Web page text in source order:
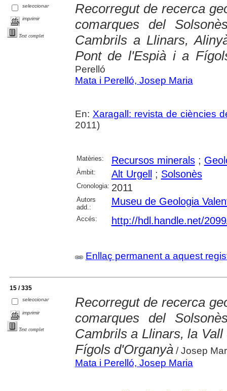
seleccionar
imprimir
Text complet
Recorregut de recerca
comarques del
Cambrils a Llinars,
Pont de l'Espià i a
Perelló
Mata i Perelló, Josep Maria
En: Xaragall: revista de ciències
2011)
Matèries: Recursos minerals;
Àmbit: Alt Urgell; Solsonès
Cronologia: 2011
Autors
add.:
Museu de Geologia
Accés: http://hdl.handle.net/
Enllaç permanent a aquest
15 / 335
seleccionar
imprimir
Text complet
Recorregut de recerca
comarques del
Cambrils a Llinars, la
Fígols d'Organyà/ Josep
Mata i Perelló, Josep Maria